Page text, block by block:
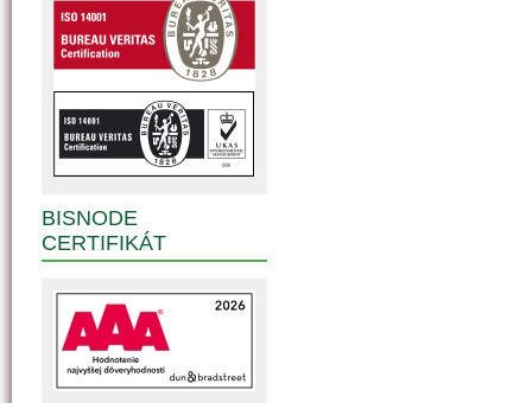
BISNODE
CERTIFIKÁT